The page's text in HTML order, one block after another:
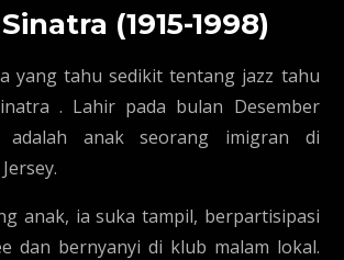
(1915-1998)
yang tahu sedikit tentang jazz tahu
. Lahir pada bulan Desember
adalah anak seorang imigran di
anak, ia suka tampil, berpartisipasi
dan bernyanyi di klub malam lokal.